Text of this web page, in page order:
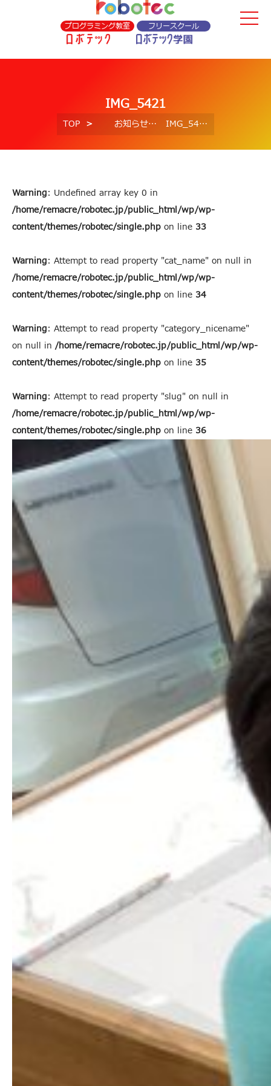
プログラミング教室 フリースクール
IMG_5421
TOP お知らせ IMG_5421
Warning: Undefined array key 0 in
/home/remacre/robotec.jp/public_html/wp/wp-
content/themes/robotec/single.php on line 33
Warning: Attempt to read property "cat_name" on null in
/home/remacre/robotec.jp/public_html/wp/wp-
content/themes/robotec/single.php on line 34
Warning: Attempt to read property "category_nicename"
on null in /home/remacre/robotec.jp/public_html/wp/wp-
content/themes/robotec/single.php on line 35
Warning: Attempt to read property "slug" on null in
/home/remacre/robotec.jp/public_html/wp/wp-
content/themes/robotec/single.php on line 36